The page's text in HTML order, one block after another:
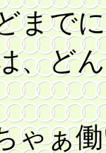
まで
、ど
ゃぁ